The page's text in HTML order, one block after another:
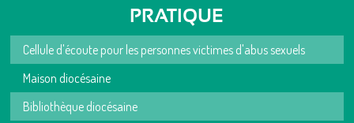
PRATIQUE
Cellule d'écoute pour les personnes victimes d'abus sexuels
Maison diocésaine
Bibliothèque diocésaine